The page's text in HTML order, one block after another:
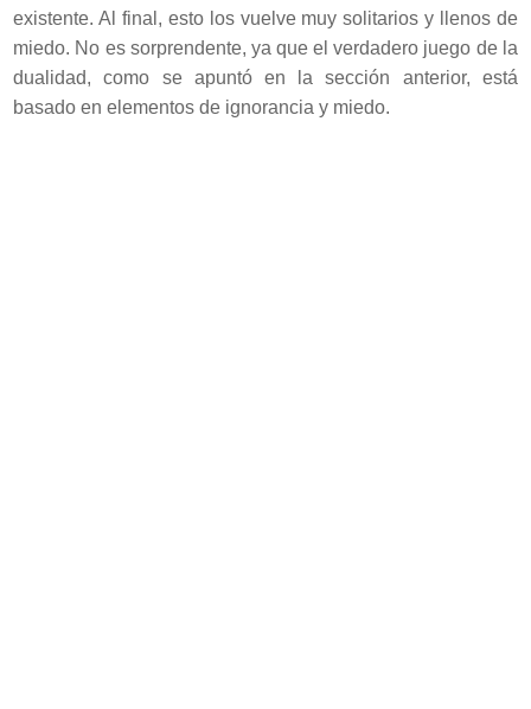
existente. Al final, esto los vuelve muy solitarios y llenos de
miedo. No es sorprendente, ya que el verdadero juego de la
dualidad, como se apuntó en la sección anterior, está
basado en elementos de ignorancia y miedo.